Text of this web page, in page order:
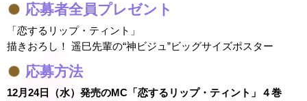
応募者全員プレゼント
「恋するリップ・ティント」
描きおろし！ 遥巳先輩の“神ビジュ”ビッグサイズポスター
応募方法
12月24日（水）発売のMC「恋するリップ・ティント」４巻